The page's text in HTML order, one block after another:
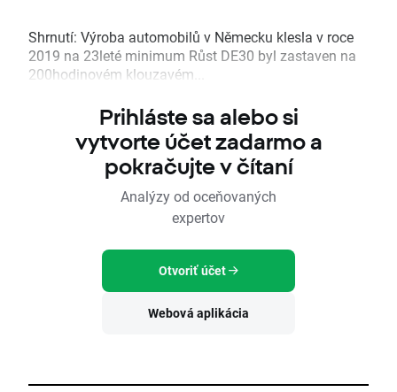
Shrnutí: Výroba automobilů v Německu klesla v roce
2019 na 23leté minimum Růst DE30 byl zastaven na
200hodinovém klouzavém...
Prihláste sa alebo si
vytvorte účet zadarmo a
pokračujte v čítaní
Analýzy od oceňovaných
expertov
Otvoriť účet
Webová aplikácia